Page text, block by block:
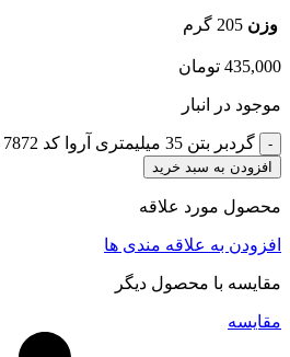
وزن 205 گرم
435,000 تومان
موجود در انبار
گردبر بتن 35 میلیمتری آروا کد 7872 عدد
افزودن به سبد خرید
محصول مورد علاقه
افزودن به علاقه مندی ها
مقایسه با محصول دیگر
مقایسه